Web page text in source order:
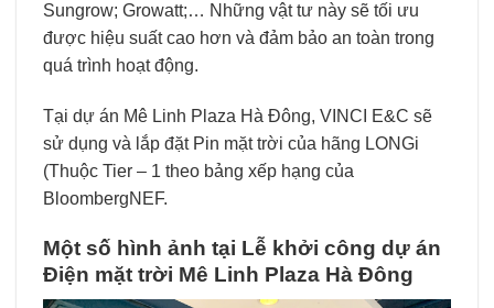
Sungrow; Growatt;… Những vật tư này sẽ tối ưu
được hiệu suất cao hơn và đảm bảo an toàn trong
quá trình hoạt động.
Tại dự án Mê Linh Plaza Hà Đông, VINCI E&C sẽ
sử dụng và lắp đặt Pin mặt trời của hãng LONGi
(Thuộc Tier – 1 theo bảng xếp hạng của
BloombergNEF.
Một số hình ảnh tại Lễ khởi công dự án
Điện mặt trời Mê Linh Plaza Hà Đông